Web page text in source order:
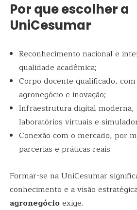
Por que escolher a
UniCesumar
Reconhecimento nacional e
qualidade acadêmica;
Corpo docente qualificado,
agronegócio e inovação;
Infraestrutura digital moderna,
laboratórios virtuais e
Conexão com o mercado, por
parcerias e práticas reais.
Formar-se na UniCesumar
conhecimento e a visão
agronegócioexige.